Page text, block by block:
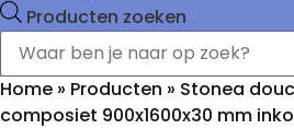
Producten zoeken
Home » Producten » Stonea
composiet 900x1600x30 mm